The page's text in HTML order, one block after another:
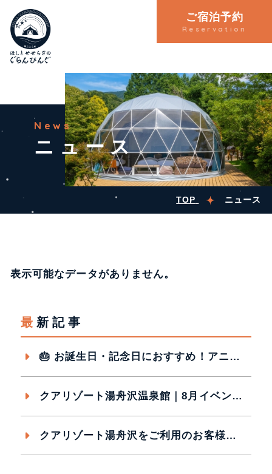
ご宿泊予約
Reservation
News
ニュース
TOP ニュース
表示可能なデータがありません。
最新記事
🎂 お誕生日・記念日におすすめ！アニバーサリープラン販売中✨
クアリゾート湯舟沢温泉館｜8月イベントカレンダー
クアリゾート湯舟沢をご利用のお客様へ ご利用時間のご案内